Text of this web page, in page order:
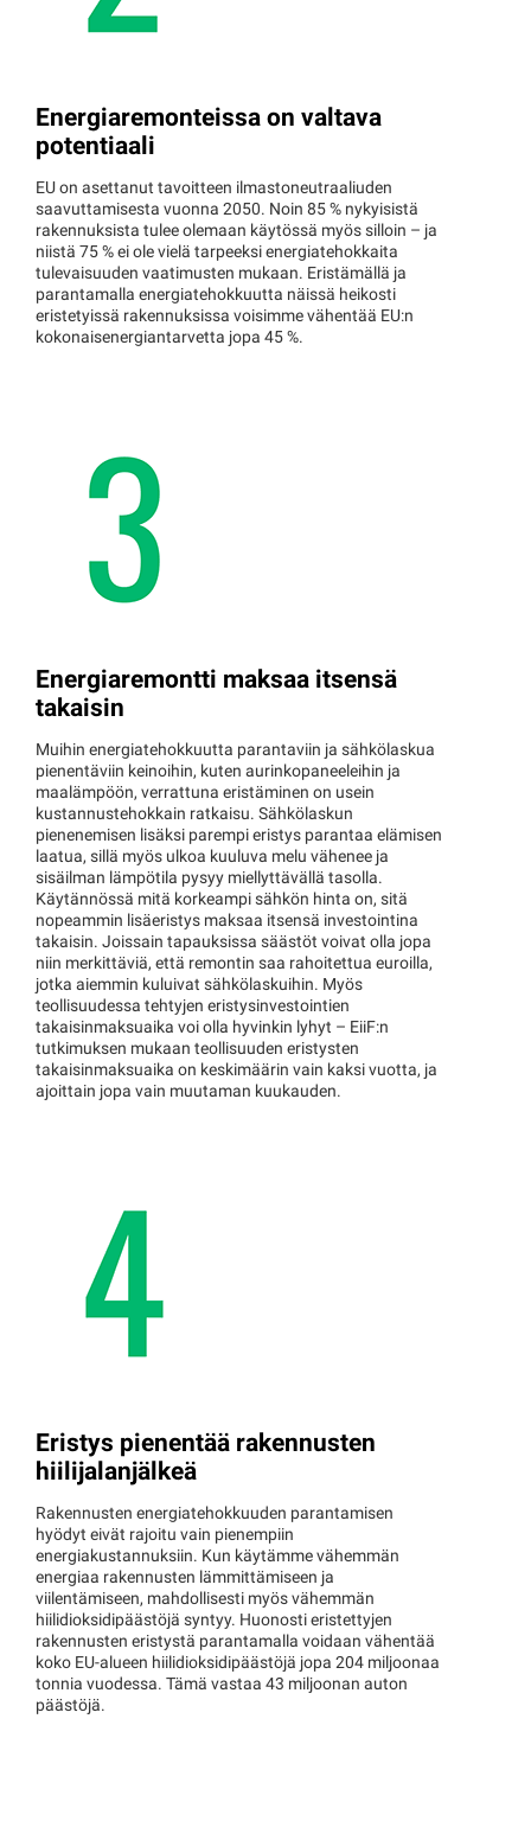
Energiaremonteissa on valtava
potentiaali
EU on asettanut tavoitteen ilmastoneutraaliuden
saavuttamisesta vuonna 2050. Noin 85 % nykyisistä
rakennuksista tulee olemaan käytössä myös silloin – ja
niistä 75 % ei ole vielä tarpeeksi energiatehokkaita
tulevaisuuden vaatimusten mukaan. Eristämällä ja
parantamalla energiatehokkuutta näissä heikosti
eristetyissä rakennuksissa voisimme vähentää EU:n
kokonaisenergiantarvetta jopa 45 %.
Energiaremontti maksaa itsensä
takaisin
Muihin energiatehokkuutta parantaviin ja sähkölaskua
pienentäviin keinoihin, kuten aurinkopaneeleihin ja
maalämpöön, verrattuna eristäminen on usein
kustannustehokkain ratkaisu. Sähkölaskun
pienenemisen lisäksi parempi eristys parantaa elämisen
laatua, sillä myös ulkoa kuuluva melu vähenee ja
sisäilman lämpötila pysyy miellyttävällä tasolla.
Käytännössä mitä korkeampi sähkön hinta on, sitä
nopeammin lisäeristys maksaa itsensä investointina
takaisin. Joissain tapauksissa säästöt voivat olla jopa
niin merkittäviä, että remontin saa rahoitettua euroilla,
jotka aiemmin kuluivat sähkölaskuihin. Myös
teollisuudessa tehtyjen eristysinvestointien
takaisinmaksuaika voi olla hyvinkin lyhyt – EiiF:n
tutkimuksen mukaan teollisuuden eristysten
takaisinmaksuaika on keskimäärin vain kaksi vuotta, ja
ajoittain jopa vain muutaman kuukauden.
Eristys pienentää rakennusten
hiilijalanjälkeä
Rakennusten energiatehokkuuden parantamisen
hyödyt eivät rajoitu vain pienempiin
energiakustannuksiin. Kun käytämme vähemmän
energiaa rakennusten lämmittämiseen ja
viilentämiseen, mahdollisesti myös vähemmän
hiilidioksidipäästöjä syntyy. Huonosti eristettyjen
rakennusten eristystä parantamalla voidaan vähentää
koko EU-alueen hiilidioksidipäästöjä jopa 204 miljoonaa
tonnia vuodessa. Tämä vastaa 43 miljoonan auton
päästöjä.